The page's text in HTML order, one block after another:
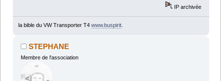
IP archivée
la bible du VW Transporter T4 www.buspirit.
STEPHANE
Membre de l'association